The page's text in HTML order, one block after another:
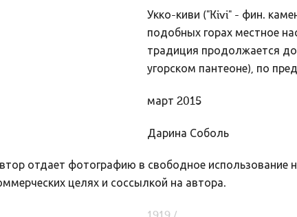
Укко-киви ("Kivi" - фин.
подобных горах местное
традиция продолжается до
угорском пантеоне), по
март 2015
Дарина Соболь
отдает фотографию в свободное использование
целях и соссылкой на автора.